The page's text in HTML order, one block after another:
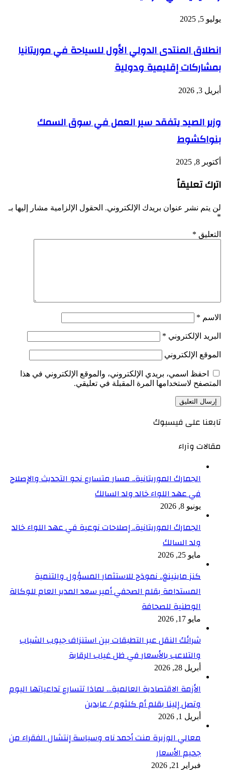
يوليو 5, 2025
انطلاق المنتدى الدولي الأول للسياحة في موريتانيا
بمشاركات إقليمية ودولية
أبريل 3, 2026
وزير الصيد يتفقد سير العمل في سوق السمك
بنواكشوط
أكتوبر 8, 2025
اترك تعليقاً
لن يتم نشر عنوان بريدك الإلكتروني. الحقول الإلزامية مشار إليها بـ
*
التعليق *
الاسم *
البريد الإلكتروني *
الموقع الإلكتروني
احفظ اسمي، بريدي الإلكتروني، والموقع الإلكتروني في هذا
المتصفح لاستخدامها المرة المقبلة في تعليقي.
تابعنا على فيسبوك
مقالات وآراء
الجمارك الموريتانية.. مسار متسارع نحو التحديث والإصلاح
في عهد اللواء خالد ولد السالك
يونيو 8, 2026
الجمارك الموريتانية.. إصلاحات نوعية في عهد اللواء خالد
ولد السالك
مايو 25, 2026
كنز ماينينغ.. نموذج للاستثمار المسؤول والتنمية
المستدامة بقلم الصحفي أمير سعد المدير العام للوكالة
الوطنية للصحافة
مايو 17, 2026
شرائك النقل عبر التطبقات بين استنزاف جيوب الشباب
والتلاعب بالأسعار في ظل غياب الرقابة
أبريل 28, 2026
الأزمة الاقتصادية العالمية… لماذا تتسارع تداعياتها اليوم
وتصل إلينا بقلم أم كلثوم / عابدين
أبريل 1, 2026
معالي الوزيرة منت أحمد ناه وسياسة إنتشال الفقراء من
جحيم الأسعار
فبراير 21, 2026